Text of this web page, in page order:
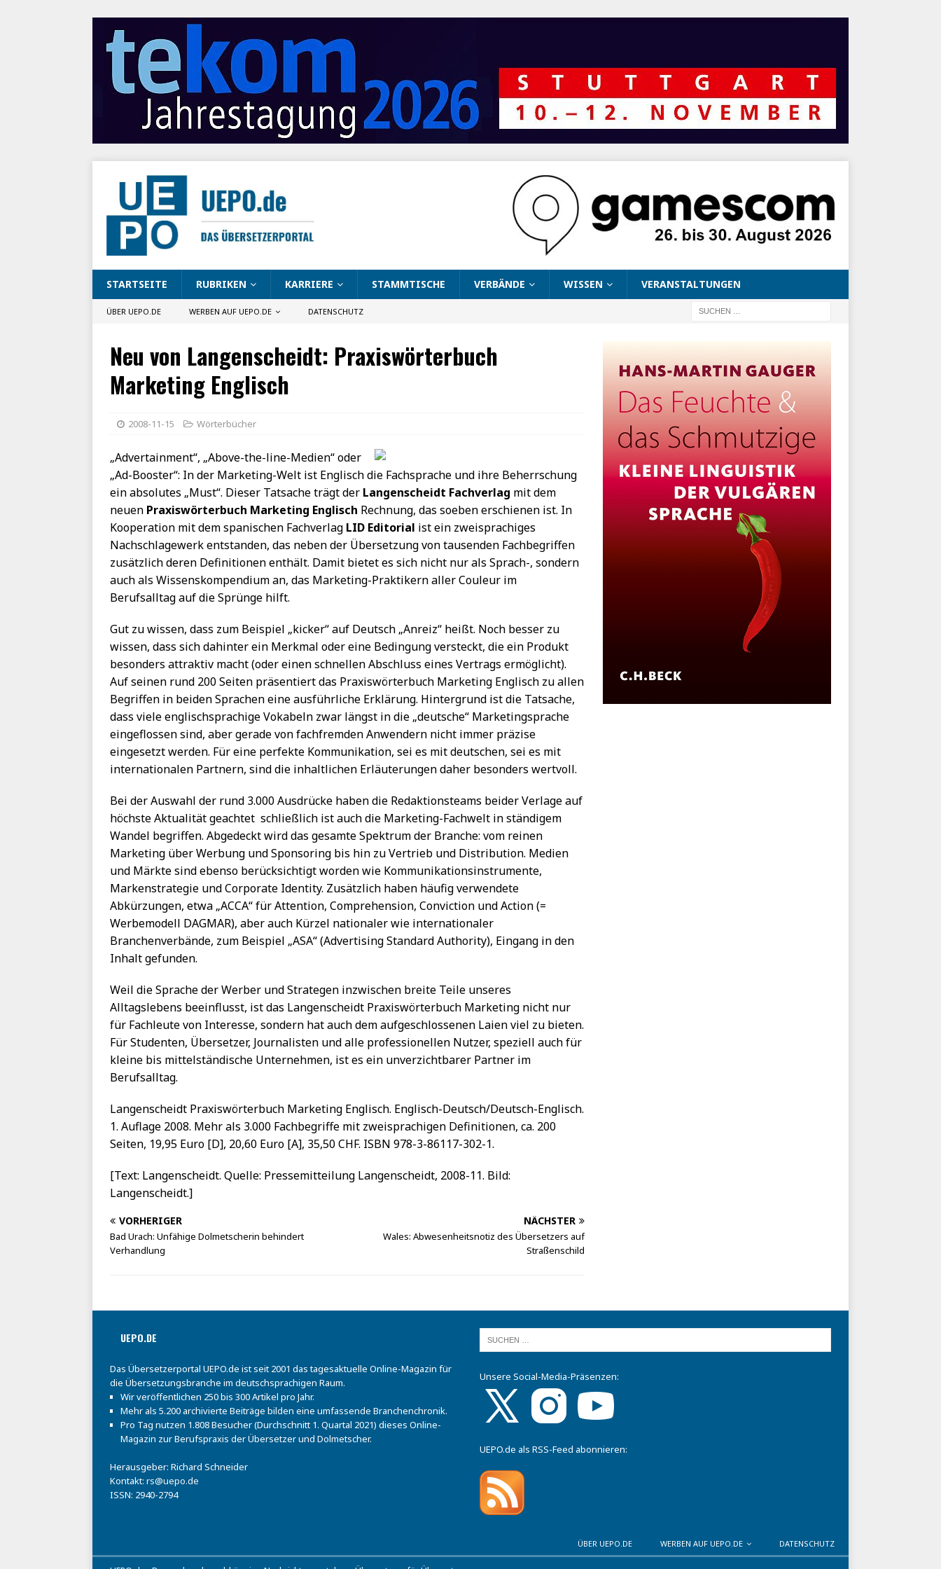
STARTSEITE RUBRIKEN KARRIERE STAMMTISCHE VERBÄNDE WISSEN VERANSTALTUNGEN
ÜBER UEPO.DE WERBEN AUF UEPO.DE DATENSCHUTZ
Neu von Langenscheidt: Praxiswörterbuch
Marketing Englisch
2008-11-15 Wörterbücher
„Advertainment“, „Above-the-line-Medien“ oder
„Ad-Booster“: In der Marketing-Welt ist Englisch die Fachsprache und ihre Beherrschung
ein absolutes „Must“. Dieser Tatsache trägt der Langenscheidt Fachverlag mit dem
neuen Praxiswörterbuch Marketing Englisch Rechnung, das soeben erschienen ist. In
Kooperation mit dem spanischen Fachverlag LID Editorial ist ein zweisprachiges
Nachschlagewerk entstanden, das neben der Übersetzung von tausenden Fachbegriffen
zusätzlich deren Definitionen enthält. Damit bietet es sich nicht nur als Sprach-, sondern
auch als Wissenskompendium an, das Marketing-Praktikern aller Couleur im
Berufsalltag auf die Sprünge hilft.
Gut zu wissen, dass zum Beispiel „kicker“ auf Deutsch „Anreiz“ heißt. Noch besser zu
wissen, dass sich dahinter ein Merkmal oder eine Bedingung versteckt, die ein Produkt
besonders attraktiv macht (oder einen schnellen Abschluss eines Vertrags ermöglicht).
Auf seinen rund 200 Seiten präsentiert das Praxiswörterbuch Marketing Englisch zu allen
Begriffen in beiden Sprachen eine ausführliche Erklärung. Hintergrund ist die Tatsache,
dass viele englischsprachige Vokabeln zwar längst in die „deutsche“ Marketingsprache
eingeflossen sind, aber gerade von fachfremden Anwendern nicht immer präzise
eingesetzt werden. Für eine perfekte Kommunikation, sei es mit deutschen, sei es mit
internationalen Partnern, sind die inhaltlichen Erläuterungen daher besonders wertvoll.
Bei der Auswahl der rund 3.000 Ausdrücke haben die Redaktionsteams beider Verlage auf
höchste Aktualität geachtet  schließlich ist auch die Marketing-Fachwelt in ständigem
Wandel begriffen. Abgedeckt wird das gesamte Spektrum der Branche: vom reinen
Marketing über Werbung und Sponsoring bis hin zu Vertrieb und Distribution. Medien
und Märkte sind ebenso berücksichtigt worden wie Kommunikationsinstrumente,
Markenstrategie und Corporate Identity. Zusätzlich haben häufig verwendete
Abkürzungen, etwa „ACCA“ für Attention, Comprehension, Conviction und Action (=
Werbemodell DAGMAR), aber auch Kürzel nationaler wie internationaler
Branchenverbände, zum Beispiel „ASA“ (Advertising Standard Authority), Eingang in den
Inhalt gefunden.
Weil die Sprache der Werber und Strategen inzwischen breite Teile unseres
Alltagslebens beeinflusst, ist das Langenscheidt Praxiswörterbuch Marketing nicht nur
für Fachleute von Interesse, sondern hat auch dem aufgeschlossenen Laien viel zu bieten.
Für Studenten, Übersetzer, Journalisten und alle professionellen Nutzer, speziell auch für
kleine bis mittelständische Unternehmen, ist es ein unverzichtbarer Partner im
Berufsalltag.
Langenscheidt Praxiswörterbuch Marketing Englisch. Englisch-Deutsch/Deutsch-Englisch.
1. Auflage 2008. Mehr als 3.000 Fachbegriffe mit zweisprachigen Definitionen, ca. 200
Seiten, 19,95 Euro [D], 20,60 Euro [A], 35,50 CHF. ISBN 978-3-86117-302-1.
[Text: Langenscheidt. Quelle: Pressemitteilung Langenscheidt, 2008-11. Bild:
Langenscheidt.]
VORHERIGER
Bad Urach: Unfähige Dolmetscherin behindert
Verhandlung
NÄCHSTER
Wales: Abwesenheitsnotiz des Übersetzers auf
Straßenschild
UEPO.DE
Das Übersetzerportal UEPO.de ist seit 2001 das tagesaktuelle Online-Magazin für
die Übersetzungsbranche im deutschsprachigen Raum.
Wir veröffentlichen 250 bis 300 Artikel pro Jahr.
Mehr als 5.200 archivierte Beiträge bilden eine umfassende Branchenchronik.
Pro Tag nutzen 1.808 Besucher (Durchschnitt 1. Quartal 2021) dieses Online-
Magazin zur Berufspraxis der Übersetzer und Dolmetscher.
Herausgeber: Richard Schneider
Kontakt: rs@uepo.de
ISSN: 2940-2794
Unsere Social-Media-Präsenzen:
UEPO.de als RSS-Feed abonnieren:
ÜBER UEPO.DE WERBEN AUF UEPO.DE DATENSCHUTZ